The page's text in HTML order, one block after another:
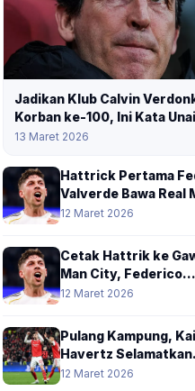
Jadikan Klub Calvin
Korban ke-100, Ini Kata Unai
Emery
13 Maret 2026
Hattrick Pertama
Valverde Bawa Real
Ringkus Manchester
12 Maret 2026
Cetak Hattrik ke
Man City, Federico
Valverde Kini Setara
12 Maret 2026
Pulang Kampung, Kai
Havertz Selamatkan
Arsenal dari
12 Maret 2026